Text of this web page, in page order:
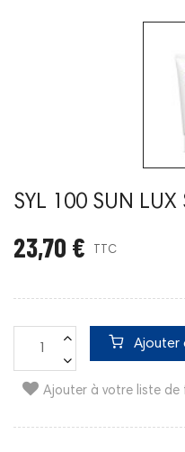
SYL 100 SUN LUX
23,70 € TTC
Ajouter
Ajouter à votre liste de